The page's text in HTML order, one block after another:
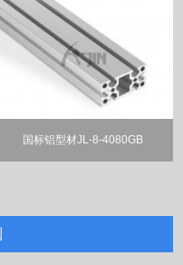
国标铝型材JL-8-4080GB